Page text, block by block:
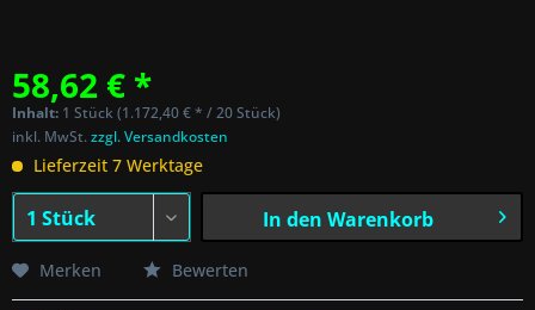
58,62 € *
Inhalt: 1 Stück (1.172,40 € * / 20 Stück)
inkl. MwSt.zzgl. Versandkosten
Lieferzeit 7 Werktage
In den Warenkorb
Merken Bewerten